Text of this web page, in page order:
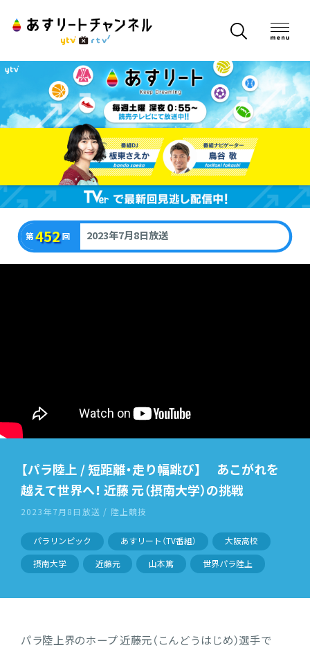
第452回 2023年7月8日放送
【パラ陸上 / 短距離・走り幅跳び】 あこがれを
越えて世界へ！ 近藤 元（摂南大学）の挑戦
2023年7月8日放送 / 陸上競技
パラリンピック あすリート（TV番組）
大阪高校
摂南大学
近藤元 山本篤 世界パラ陸上
パラ陸上界のホープ 近藤元（こんどうはじめ）選手で